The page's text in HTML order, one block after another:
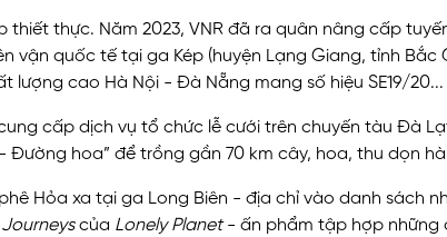
thực. Năm 2023, VNR đã ra quân nâng cấp
vận quốc tế tại ga Kép (huyện Lạng Giang, tỉnh
lượng cao Hà Nội - Đà Nẵng mang số hiệu SE19/20...
cấp dịch vụ tổ chức lễ cưới trên chuyến tàu Đà
hoa” để trồng gần 70 km cây, hoa, thu dọn
Hỏa xa tại ga Long Biên - địa chỉ vào danh sách
của Lonely Planet- ấn phẩm tập hợp những